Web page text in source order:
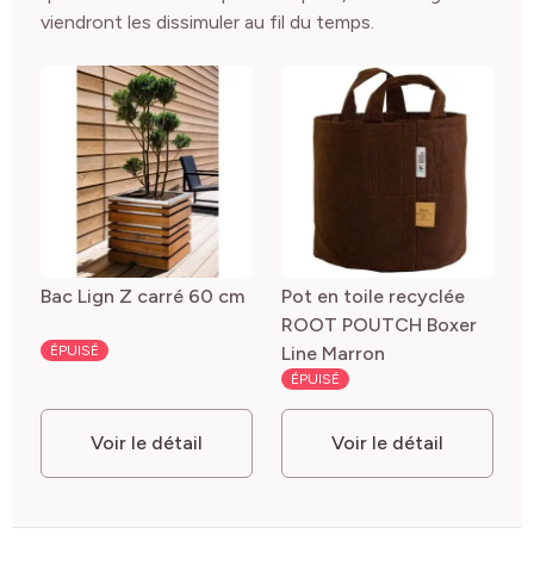
viendront les dissimuler au fil du temps.
Bac Lign Z carré 60 cm
ÉPUISÉ
Voir le détail
Pot en toile recyclée
ROOT POUTCH Boxer
Line Marron
ÉPUISÉ
Voir le détail